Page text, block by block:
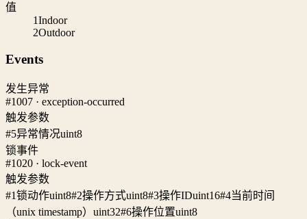
值
1Indoor
2Outdoor
Events
发生异常
#1007 · exception-occurred
触发参数
#5异常情况uint8
锁事件
#1020 · lock-event
触发参数
#1锁动作uint8#2操作方式uint8#3操作IDuint16#4当前时间
（unix timestamp） uint32#6操作位置uint8